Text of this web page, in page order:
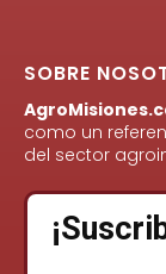
SOBRE
como un
del sector